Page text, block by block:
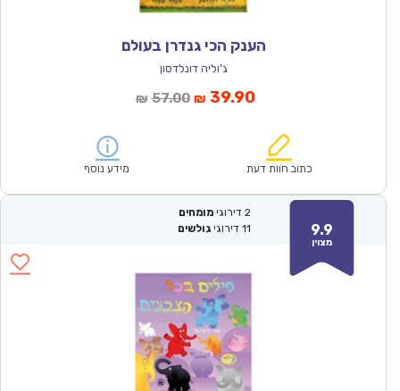
הענק הכי גנדרן בעולם
ג'וליה דונלדסון
₪ 57.00המחיר
₪57.00.
₪ 39.90המחיר
הוא:
כתוב חוות דעת מידע נוסף
9.9
מצוין
2 דירוגי מומחים
11 דירוגי גולשים